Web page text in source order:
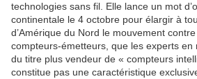
technologies sans fil. Elle lance un mot
continentale le 4 octobre pour élargir à
d’Amérique du Nord le mouvement
compteurs-émetteurs, que les experts en
du titre plus vendeur de « compteurs
constitue pas une caractéristique